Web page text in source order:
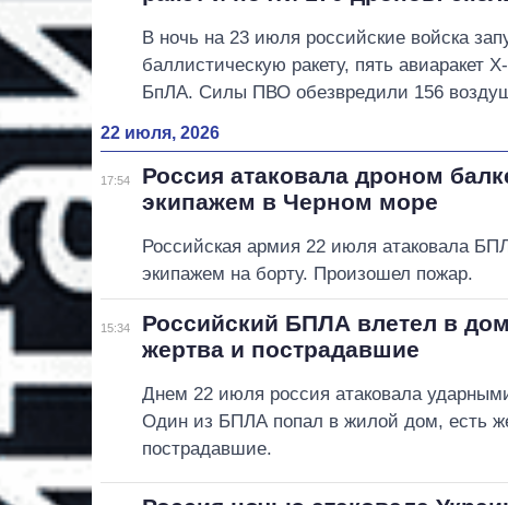
В ночь на 23 июля российские войска
баллистическую ракету, пять авиаракет
БпЛА. Силы ПВО обезвредили 156
22 июля, 2026
17:54
Россия атаковала дроном
экипажем в Черном море
Российская армия 22 июля атаковала
экипажем на борту. Произошел пожар.
15:34
Российский БПЛА влетел в
жертва и пострадавшие
Днем 22 июля россия атаковала
Один из БПЛА попал в жилой дом, есть
пострадавшие.